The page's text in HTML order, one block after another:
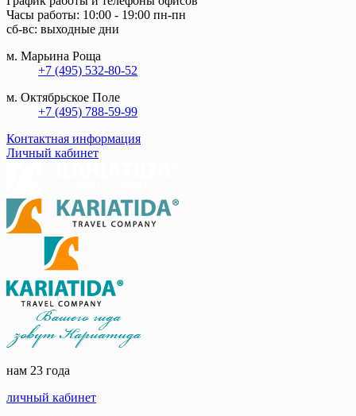
Часы работы: 10:00 - 19:00 пн-пн
сб-вс: выходные дни
м. Марьина Роща
+7 (495) 532-80-52
м. Октябрьское Поле
+7 (495) 788-59-99
Контактная информация
Личный кабинет
нам 23 года
личный кабинет